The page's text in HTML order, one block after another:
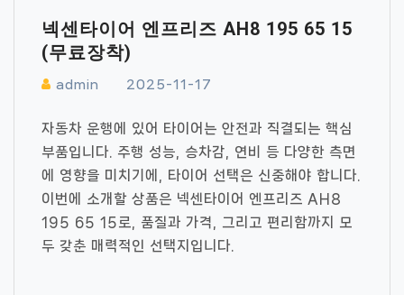
넥센타이어 엔프리즈 AH8 195 65 15
(무료장착)
admin 2025-11-17
자동차 운행에 있어 타이어는 안전과 직결되는 핵심
부품입니다. 주행 성능, 승차감, 연비 등 다양한 측면
에 영향을 미치기에, 타이어 선택은 신중해야 합니다.
이번에 소개할 상품은 넥센타이어 엔프리즈 AH8
195 65 15로, 품질과 가격, 그리고 편리함까지 모
두 갖춘 매력적인 선택지입니다.